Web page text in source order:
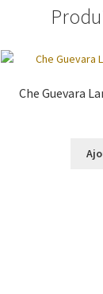
Che Guevara